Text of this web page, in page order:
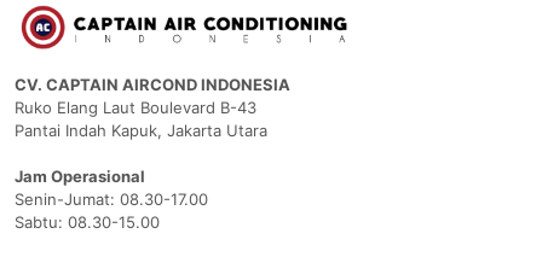
CV. CAPTAIN AIRCOND INDONESIA
Ruko Elang Laut Boulevard B-43
Pantai Indah Kapuk, Jakarta Utara
Jam Operasional
Senin-Jumat: 08.30-17.00
Sabtu: 08.30-15.00